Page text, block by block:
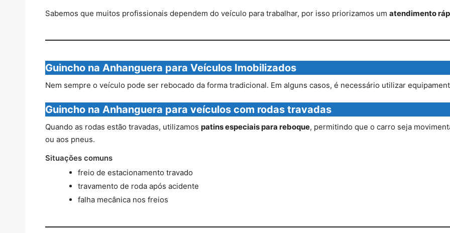
Sabemos que muitos profissionais dependem do veículo para trabalhar, por isso priorizamos um atendimento
Guincho na Anhanguera para Veículos Imobilizados
Nem sempre o veículo pode ser rebocado da forma tradicional. Em alguns casos, é necessário utilizar
Guincho na Anhanguera para veículos com rodas travadas
Quando as rodas estão travadas, utilizamos patins especiais para reboque, permitindo que o carro seja
ou aos pneus.
Situações comuns
freio de estacionamento travado
travamento de roda após acidente
falha mecânica nos freios